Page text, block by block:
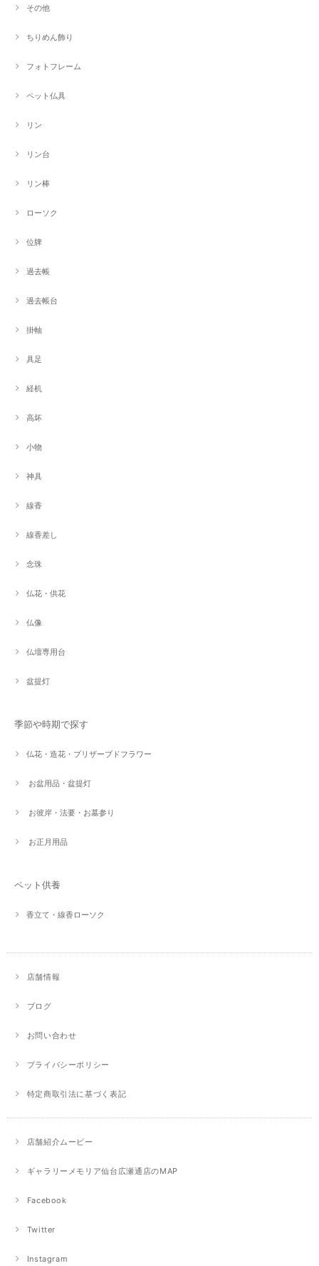
その他
ちりめん飾り
フォトフレーム
ペット仏具
リン
リン台
リン棒
ローソク
位牌
過去帳
過去帳台
掛軸
具足
経机
高坏
小物
神具
線香
線香差し
念珠
仏花・供花
仏像
仏壇専用台
盆提灯
季節や時期で探す
仏花・造花・プリザーブドフラワー
お盆用品・盆提灯
お彼岸・法要・お墓参り
お正月用品
ペット供養
香立て・線香ローソク
店舗情報
ブログ
お問い合わせ
プライバシーポリシー
特定商取引法に基づく表記
店舗紹介ムービー
ギャラリーメモリア仙台広瀬通店のMAP
Facebook
Twitter
Instagram